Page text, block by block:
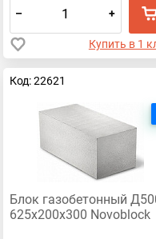
– +
Купить в 1
Код: 22621
Блок газобетонный
625х200х300 Novoblock